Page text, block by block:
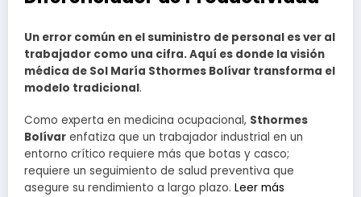
Un error común en el suministro de personal es ver al
trabajador como una cifra. Aquí es donde la visión
médica de Sol María Sthormes Bolívar transforma el
modelo tradicional.
Como experta en medicina ocupacional, Sthormes
Bolívar enfatiza que un trabajador industrial en un
entorno crítico requiere más que botas y casco;
requiere un seguimiento de salud preventiva que
asegure su rendimiento a largo plazo. Leer más